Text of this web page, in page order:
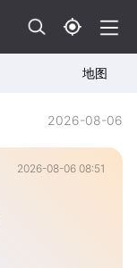
地图
2026-08-06
2026-08-06 08:51